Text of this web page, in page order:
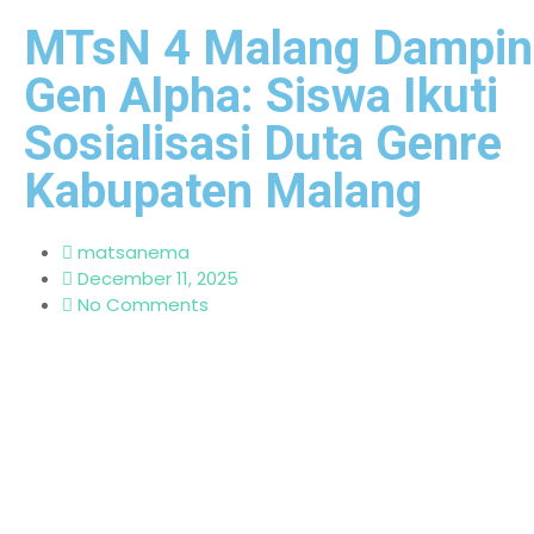
MTsN 4 Malang
Gen Alpha: Siswa Ikuti
Sosialisasi Duta Genre
Kabupaten Malang
matsanema
December 11, 2025
No Comments